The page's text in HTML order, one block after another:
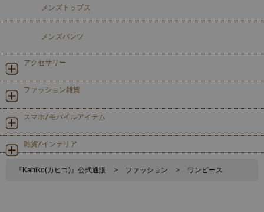
メンズトップス
メンズパンツ
アクセサリー
ファッション雑貨
スマホ/モバイルアイテム
雑貨/インテリア
『Kahiko(カヒコ)』公式通販 > ファッション > ワンピース